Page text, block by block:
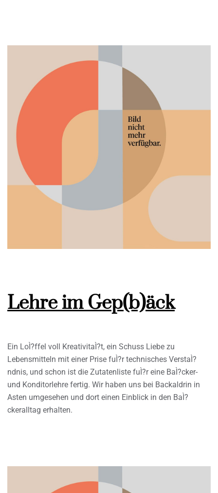
Lehre im Gep(b)äck
Ein LoÌ?ffel voll KreativitaÌ?t, ein Schuss Liebe zu
Lebensmitteln mit einer Prise fuÌ?r technisches VerstaÌ?
ndnis, und schon ist die Zutatenliste fuÌ?r eine BaÌ?cker-
und Konditorlehre fertig. Wir haben uns bei Backaldrin in
Asten umgesehen und dort einen Einblick in den BaÌ?
ckeralltag erhalten.